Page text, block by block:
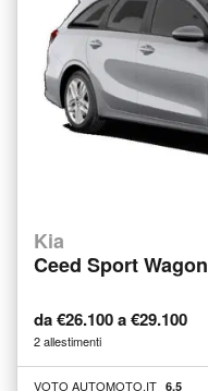
Kia
Ceed Sport Wagon
da €26.100 a €29.100
2 allestimenti
VOTO AUTOMOTO.IT 6.5